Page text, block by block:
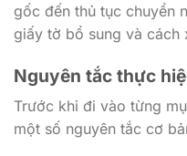
gốc đến thủ tục chuyển
giấy tờ bổ sung và cách
Nguyên tắc thực
Trước khi đi vào từng
một số nguyên tắc cơ